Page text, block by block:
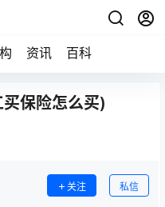
资讯 百科
保险怎么买)
关注 私信